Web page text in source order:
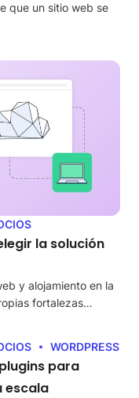
que un sitio web se
la solución
y alojamiento en la
fortalezas…
WORDPRESS
para
escala